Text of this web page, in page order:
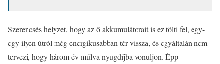
Szerencsés helyzet, hogy az ő akkumulátorait is ez tölti fel, egy-
egy ilyen útról még energikusabban tér vissza, és egyáltalán nem
tervezi, hogy három év múlva nyugdíjba vonuljon. Épp